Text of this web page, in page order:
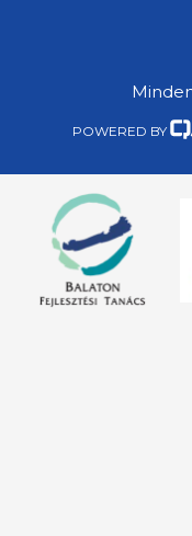
POWERED BY